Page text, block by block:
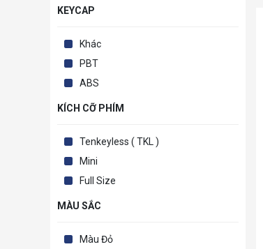
KEYCAP
Khác
PBT
ABS
KÍCH CỠ PHÍM
Tenkeyless ( TKL )
Mini
Full Size
MÀU SẮC
Màu Đỏ